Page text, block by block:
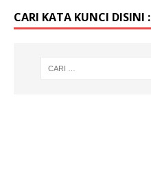
CARI KATA KUNCI DISINI :